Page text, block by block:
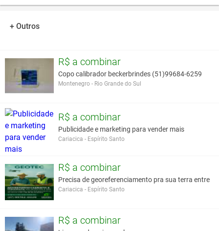
+ Outros
R$ a combinar
Copo calibrador beckerbrindes (51)99684-6259
Montenegro - Rio Grande do Sul
R$ a combinar
Publicidade e marketing para vender mais
Cariacica - Espírito Santo
R$ a combinar
Precisa de georeferenciamento pra sua terra entre
Cariacica - Espírito Santo
R$ a combinar